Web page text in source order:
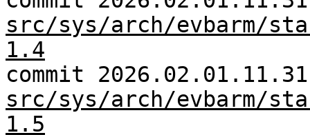
src/sys/arch/evbarm/
1.4
commit
src/sys/arch/evbarm/
1.5